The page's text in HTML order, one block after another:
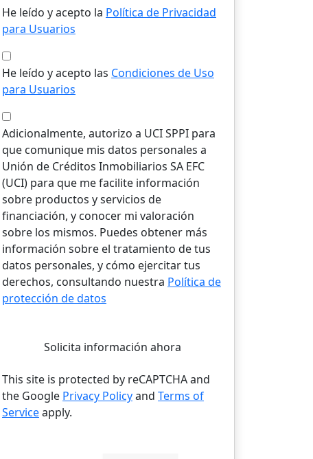
He leído y acepto la Política de Privacidad
para Usuarios
He leído y acepto las Condiciones de Uso
para Usuarios
Adicionalmente, autorizo a UCI SPPI para
que comunique mis datos personales a
Unión de Créditos Inmobiliarios SA EFC
(UCI) para que me facilite información
sobre productos y servicios de
financiación, y conocer mi valoración
sobre los mismos. Puedes obtener más
información sobre el tratamiento de tus
datos personales, y cómo ejercitar tus
derechos, consultando nuestra Política de
protección de datos
Solicita información ahora
This site is protected by reCAPTCHA and
the Google Privacy Policyand Terms of
Serviceapply.